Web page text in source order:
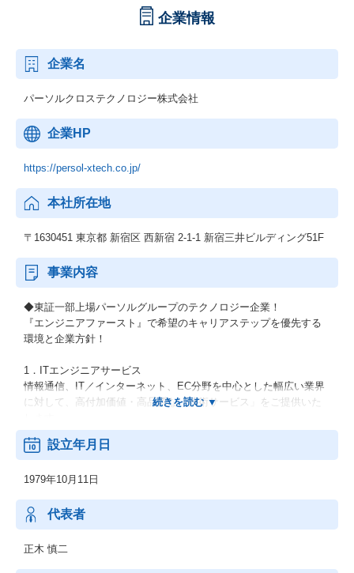
企業情報
企業名
パーソルクロステクノロジー株式会社
企業HP
https://persol-xtech.co.jp/
本社所在地
〒1630451 東京都 新宿区 西新宿 2-1-1 新宿三井ビルディング51F
事業内容
◆東証一部上場パーソルグループのテクノロジー企業！
『エンジニアファースト』で希望のキャリアステップを優先する
環境と企業方針！
1．ITエンジニアサービス
情報通信、IT／インターネット、EC分野を中心とした幅広い業界
に対して、高付加価値・高品質な「技術サービス」をご提供いた
2．機電エンジニアサービス
ーズに幅広くお応えします。
上流工程から下流工程までご提案いたします。
3．新技術領域 (RPA・セキュリティ等)
RPA、IoT、セキュリティ、MBD、ドローン等の新技術領域へのニ
設立年月日
1979年10月11日
代表者
正木 慎二